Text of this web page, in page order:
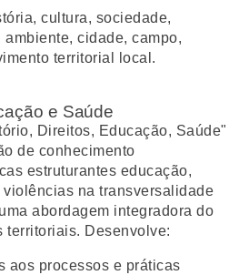
cultura, sociedade,
cidade, campo,
territorial local.
e Saúde
Direitos, Educação, Saúde"
de conhecimento
estruturantes educação,
na transversalidade
abordagem integradora do
territoriais. Desenvolve:
aos processos e práticas